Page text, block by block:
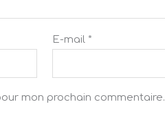
E-mail *
mon prochain commentaire.